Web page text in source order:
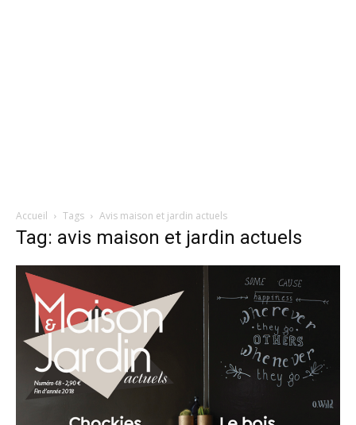
Accueil Tags Avis maison et jardin actuels
Tag: avis maison et jardin actuels